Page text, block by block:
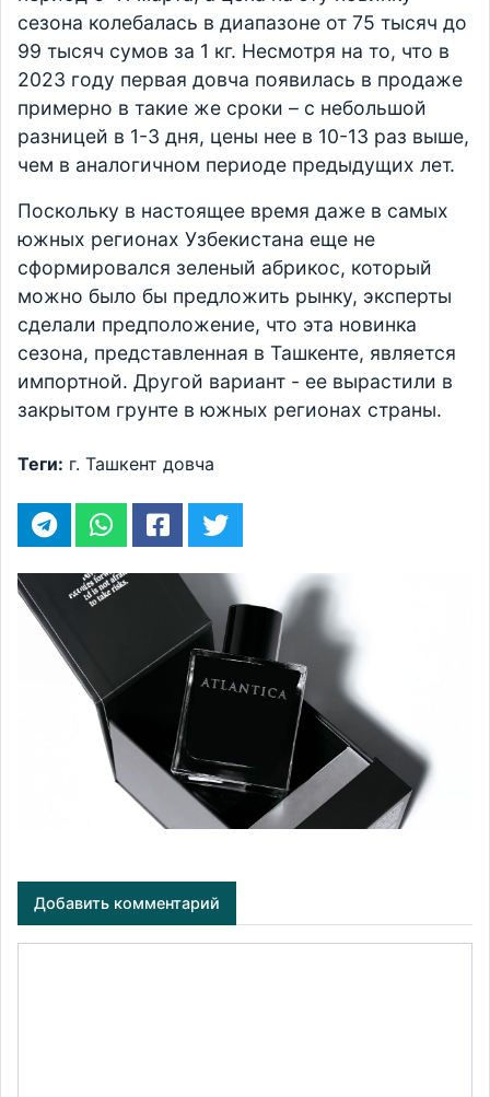
сезона колебалась в диапазоне от 75 тысяч до
99 тысяч сумов за 1 кг. Несмотря на то, что в
2023 году первая довча появилась в продаже
примерно в такие же сроки – с небольшой
разницей в 1-3 дня, цены нее в 10-13 раз выше,
чем в аналогичном периоде предыдущих лет.
Поскольку в настоящее время даже в самых
южных регионах Узбекистана еще не
сформировался зеленый абрикос, который
можно было бы предложить рынку, эксперты
сделали предположение, что эта новинка
сезона, представленная в Ташкенте, является
импортной. Другой вариант - ее вырастили в
закрытом грунте в южных регионах страны.
Теги: г. Ташкент довча
Добавить комментарий